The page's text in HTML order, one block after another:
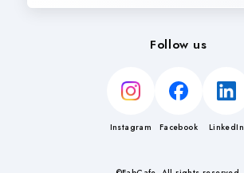
Follow us
Instagram Facebook LinkedIn